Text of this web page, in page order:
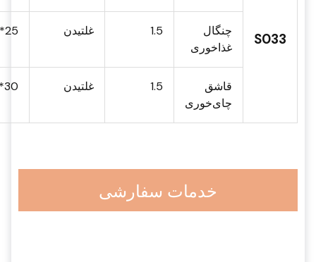
S033
چنگال
غذاخوری
1.5 غلتیدن 25*175
قاشق
چای‌خوری
1.5 غلتیدن 30*137
خدمات سفارشی